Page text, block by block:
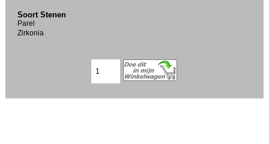
Soort Stenen
Parel
Zirkonia